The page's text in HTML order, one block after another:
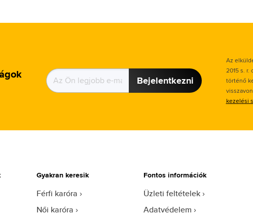
Bejelentkezni
Az
2015 s. r.
történő
kezelési
Gyakran keresik
Férfi karóra
Női karóra
Fontos információk
Üzleti feltételek
Adatvédelem